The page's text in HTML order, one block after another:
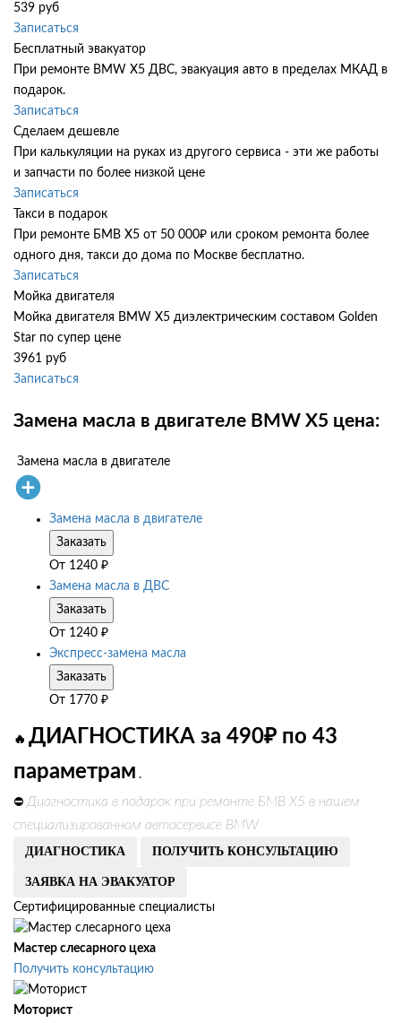
539 руб
Записаться
Бесплатный эвакуатор
При ремонте BMW X5 ДВС, эвакуация авто в пределах МКАД в
подарок.
Записаться
Сделаем дешевле
При калькуляции на руках из другого сервиса - эти же работы
и запчасти по более низкой цене
Записаться
Такси в подарок
При ремонте БМВ Х5 от 50 000₽ или сроком ремонта более
одного дня, такси до дома по Москве бесплатно.
Записаться
Мойка двигателя
Мойка двигателя BMW X5 диэлектрическим составом Golden
Star по супер цене
3961 руб
Записаться
Замена масла в двигателе BMW X5 цена:
Замена масла в двигателе
Замена масла в двигателе
Заказать
От 1240 ₽
Замена масла в ДВС
Заказать
От 1240 ₽
Экспресс-замена масла
Заказать
От 1770 ₽
🔥 ДИАГНОСТИКА за 490₽ по 43
параметрам .
⛔ Диагностика в подарок при ремонте БМВ Х5 в нашем
специализированном автосервисе BMW
ДИАГНОСТИКА ПОЛУЧИТЬ КОНСУЛЬТАЦИЮ
ЗАЯВКА НА ЭВАКУАТОР
Сертифицированные специалисты
Мастер слесарного цеха
Получить консультацию
Моторист